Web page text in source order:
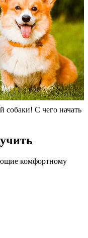
С чего начать
комфортному